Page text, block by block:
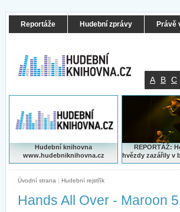
Reportáže Hudební zprávy Právě
A B C
Hudební knihovna
www.hudebniknihovna.cz
REPORTÁŽ:
hvězdy zazářily v
Úvodní strana | Hudební rejstřík
Hands All Over - Maroon 5